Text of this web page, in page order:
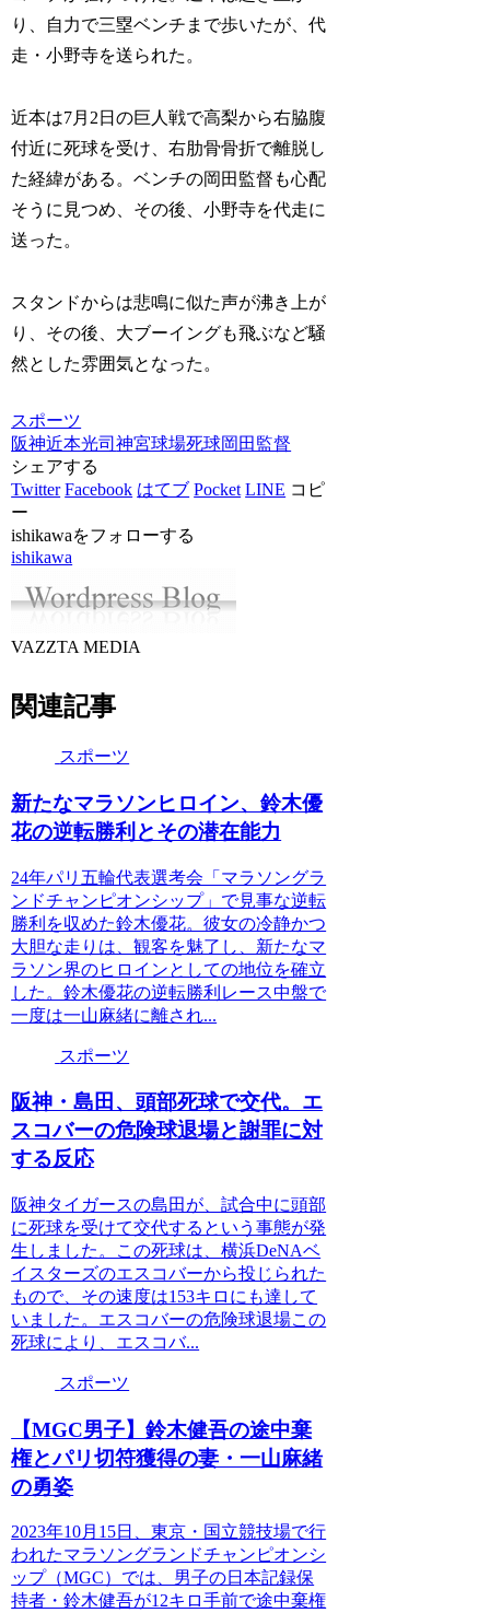
り、自力で三塁ベンチまで歩いたが、代
走・小野寺を送られた。
近本は7月2日の巨人戦で高梨から右脇腹
付近に死球を受け、右肋骨骨折で離脱し
た経緯がある。ベンチの岡田監督も心配
そうに見つめ、その後、小野寺を代走に
送った。
スタンドからは悲鳴に似た声が沸き上が
り、その後、大ブーイングも飛ぶなど騒
然とした雰囲気となった。
スポーツ
阪神近本光司神宮球場死球岡田監督
シェアする
Twitter Facebook はてブ Pocket LINE コピ
ー
ishikawaをフォローする
ishikawa
VAZZTA MEDIA
関連記事
スポーツ
新たなマラソンヒロイン、鈴木優
花の逆転勝利とその潜在能力
24年パリ五輪代表選考会「マラソングラ
ンドチャンピオンシップ」で見事な逆転
勝利を収めた鈴木優花。彼女の冷静かつ
大胆な走りは、観客を魅了し、新たなマ
ラソン界のヒロインとしての地位を確立
した。鈴木優花の逆転勝利レース中盤で
一度は一山麻緒に離され...
スポーツ
阪神・島田、頭部死球で交代。エ
スコバーの危険球退場と謝罪に対
する反応
阪神タイガースの島田が、試合中に頭部
に死球を受けて交代するという事態が発
生しました。この死球は、横浜DeNAベ
イスターズのエスコバーから投じられた
もので、その速度は153キロにも達して
いました。エスコバーの危険球退場この
死球により、エスコバ...
スポーツ
【MGC男子】鈴木健吾の途中棄
権とパリ切符獲得の妻・一山麻緒
の勇姿
2023年10月15日、東京・国立競技場で行
われたマラソングランドチャンピオンシ
ップ（MGC）では、男子の日本記録保
持者・鈴木健吾が12キロ手前で途中棄権